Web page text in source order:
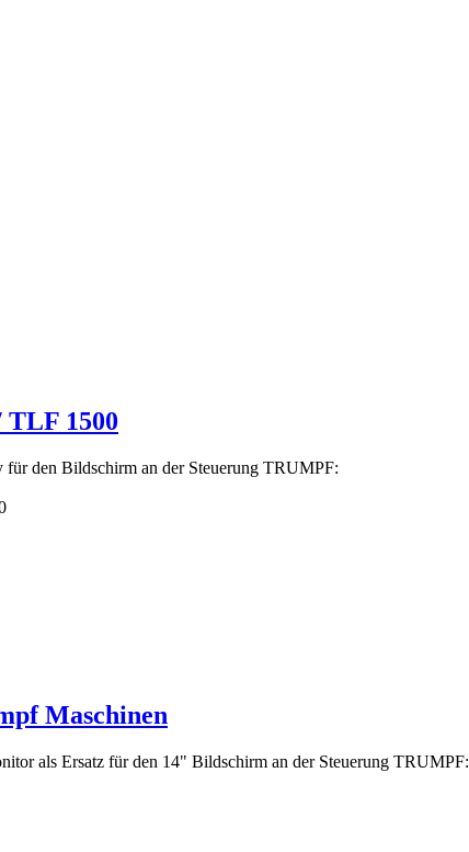
1500
den Bildschirm an der Steuerung TRUMPF:
Maschinen
als Ersatz für den 14" Bildschirm an der Steuerung TRUMPF: